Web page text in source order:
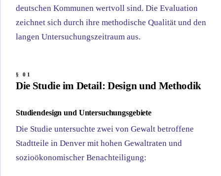
deutschen Kommunen wertvoll sind. Die Evaluation
zeichnet sich durch ihre methodische Qualität und den
langen Untersuchungszeitraum aus.
Die Studie im Detail: Design und Methodik
Studiendesign und Untersuchungsgebiete
Die Studie untersuchte zwei von Gewalt betroffene
Stadtteile in Denver mit hohen Gewaltraten und
sozioökonomischer Benachteiligung: